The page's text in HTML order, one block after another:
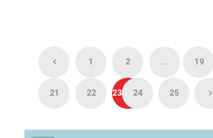
1 2 ... 19
21 22 23 24 25